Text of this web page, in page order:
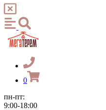
0
пн-пт:
9:00-18:00